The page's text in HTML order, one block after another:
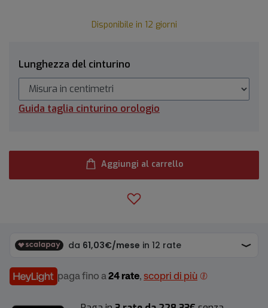
Disponibile in 12 giorni
Lunghezza del cinturino
Guida taglia cinturino orologio
Aggiungi al carrello
paga fino a 24 rate, scopri di più